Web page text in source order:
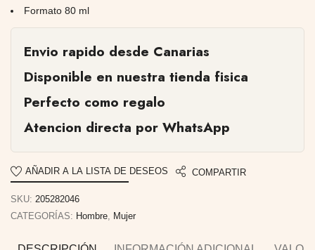
Formato 80 ml
Envio rapido desde Canarias
Disponible en nuestra tienda fisica
Perfecto como regalo
Atencion directa por WhatsApp
AÑADIR A LA LISTA DE DESEOS COMPARTIR
SKU: 205282046
CATEGORÍAS: Hombre Mujer